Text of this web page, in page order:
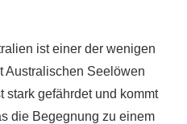
ist einer der wenigen
Australischen Seelöwen
stark gefährdet und kommt
die Begegnung zu einem